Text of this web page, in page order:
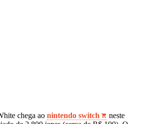
chega ao nintendo switch
neste